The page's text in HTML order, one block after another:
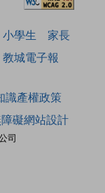
小學生
家長
教城電子報
司
識產權政策
礙網站設計